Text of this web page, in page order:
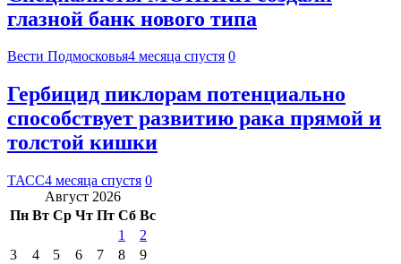
глазной банк нового типа
Вести Подмосковья4 месяца спустя 0
Гербицид пиклорам потенциально
способствует развитию рака прямой и
толстой кишки
ТАСС4 месяца спустя 0
Август 2026
Пн Вт Ср Чт Пт Сб Вс
1
2
3
4 5 6 7 8
9